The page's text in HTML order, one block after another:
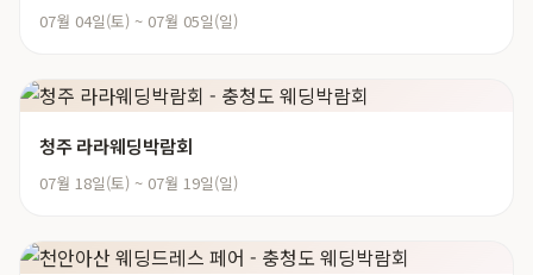
07월 04일(토) ~ 07월 05일(일)
청주 라라웨딩박람회
07월 18일(토) ~ 07월 19일(일)